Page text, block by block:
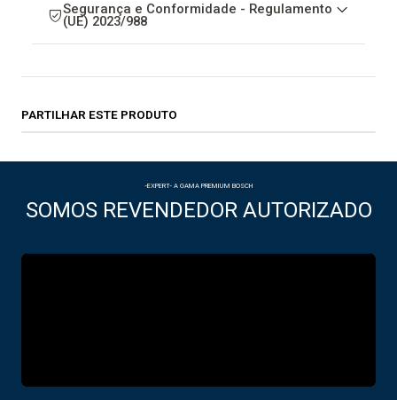
Segurança e Conformidade - Regulamento
(UE) 2023/988
PARTILHAR ESTE PRODUTO
-EXPERT- A GAMA PREMIUM BOSCH
SOMOS REVENDEDOR AUTORIZADO